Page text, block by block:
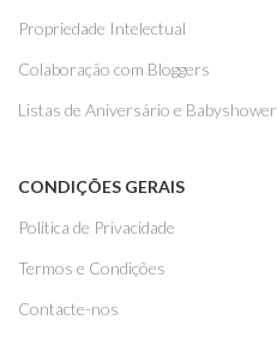
Propriedade Intelectual
Colaboração com Bloggers
Listas de Aniversário e Babyshower
CONDIÇÕES GERAIS
Politica de Privacidade
Termos e Condições
Contacte-nos